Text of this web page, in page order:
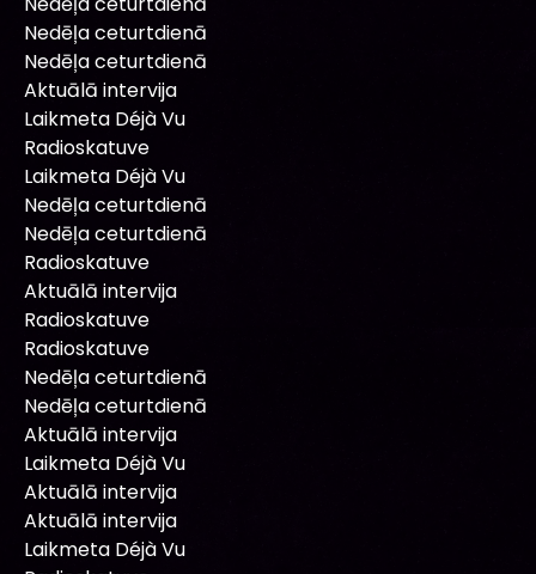
Nedēļa ceturtdienā
Nedēļa ceturtdienā
Aktuālā intervija
Laikmeta Déjà Vu
Radioskatuve
Laikmeta Déjà Vu
Nedēļa ceturtdienā
Nedēļa ceturtdienā
Radioskatuve
Aktuālā intervija
Radioskatuve
Radioskatuve
Nedēļa ceturtdienā
Nedēļa ceturtdienā
Aktuālā intervija
Laikmeta Déjà Vu
Aktuālā intervija
Aktuālā intervija
Laikmeta Déjà Vu